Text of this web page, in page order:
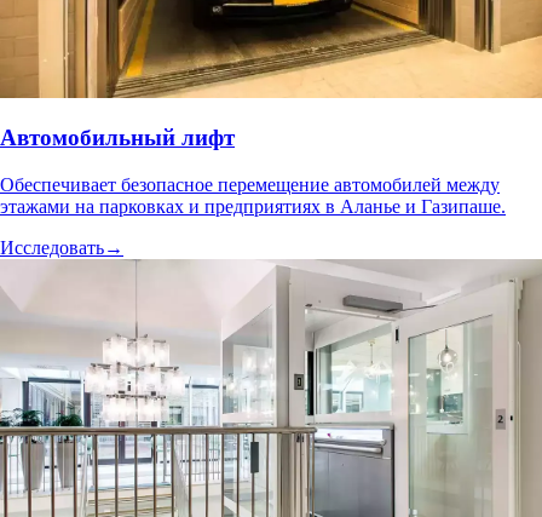
Автомобильный лифт
Обеспечивает безопасное перемещение автомобилей между
этажами на парковках и предприятиях в Аланье и Газипаше.
Исследовать→